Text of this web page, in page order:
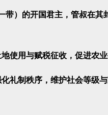
）的开国君主，管叔在其
使用与赋税征收，促进农业
礼制秩序，维护社会等级与